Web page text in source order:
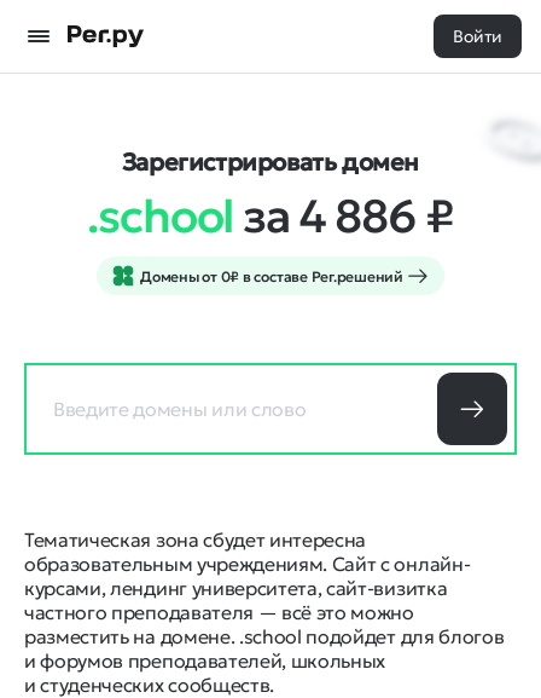
Войти
Зарегистрировать домен
.school за 4 886 ₽
Домены от 0₽ в составе Рег.решений
Тематическая зона сбудет интересна
образовательным учреждениям. Сайт с онлайн-
курсами, лендинг университета, сайт-визитка
частного преподавателя — всё это можно
разместить на домене. .school подойдет для блогов
и форумов преподавателей, школьных
и студенческих сообществ.